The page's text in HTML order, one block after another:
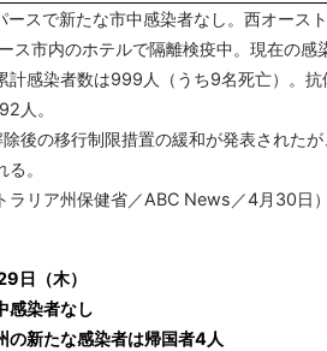
スで新たな市中感染者なし。西オース
ス市内のホテルで隔離検疫中。現在の
計感染者数は999人（うち9名死亡）。
人。
後の移行制限措置の緩和が発表された
。
ラリア州保健省／ABC News／4月30日）
日（木）
感染者なし
新たな感染者は帰国者4人